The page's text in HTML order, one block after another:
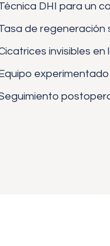
DHI para un
de regeneración
invisibles